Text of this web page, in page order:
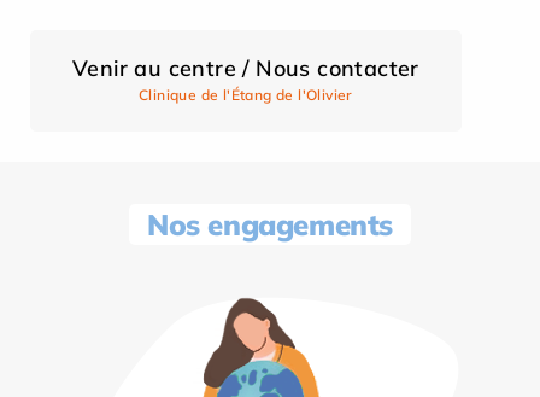
Venir au centre / Nous contacter
Clinique de l'Étang de l'Olivier
Nos engagements